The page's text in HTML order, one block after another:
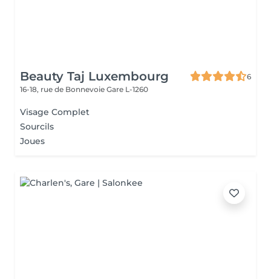
Beauty Taj Luxembourg
6
16-18, rue de Bonnevoie Gare L-1260
Visage Complet
Sourcils
Joues